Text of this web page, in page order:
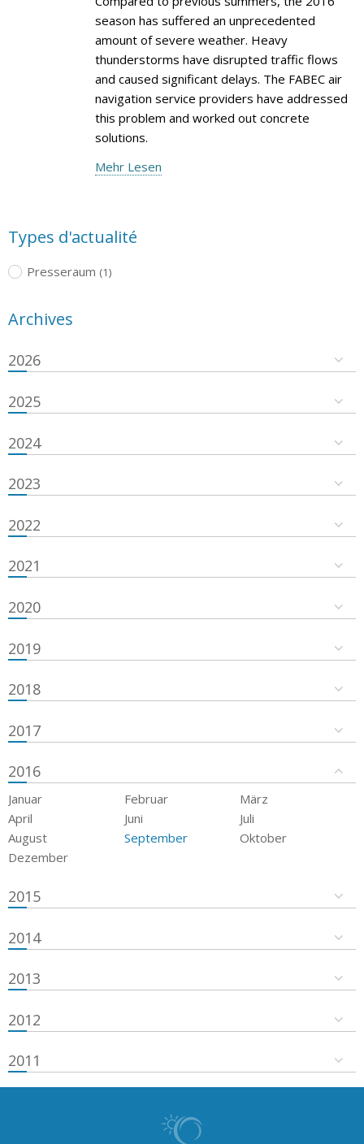
season has suffered an unprecedented
amount of severe weather. Heavy
thunderstorms have disrupted traffic flows
and caused significant delays. The FABEC air
navigation service providers have addressed
this problem and worked out concrete
solutions.
Mehr Lesen
Types d'actualité
Presseraum (1)
Archives
2026
2025
2024
2023
2022
2021
2020
2019
2018
2017
2016
Januar Februar
März
April
Juni
Juli
August
September
Oktober
Dezember
2015
2014
2013
2012
2011